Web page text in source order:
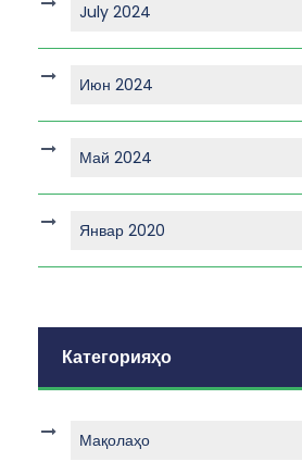
July 2024
Июн 2024
Май 2024
Январ 2020
Категорияҳо
Мақолаҳо